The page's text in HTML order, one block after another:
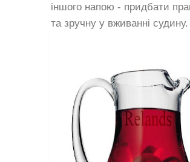
іншого напою - придбати
та зручну у вживанні